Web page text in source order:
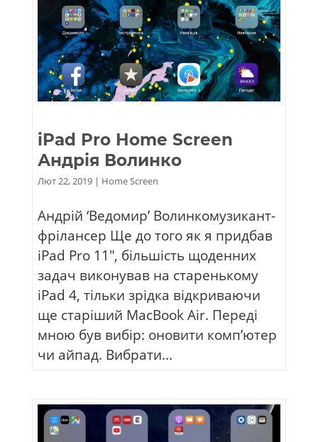
iPad Pro Home Screen
Андрія Волинко
Лют 22, 2019| Home Screen
Андрій ‘Ведомир’ Волинкомузикант-
фрілансер Ще до того як я придбав
iPad Pro 11″, більшість щоденних
задач виконував на старенькому
iPad 4, тільки зрідка відкриваючи
ще старіший MacBook Air. Переді
мною був вибір: оновити комп’ютер
чи айпад. Вибрати...